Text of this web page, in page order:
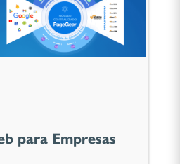
para Empresas